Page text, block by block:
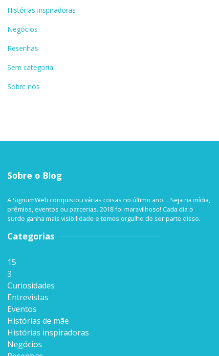
Histórias inspiradoras
Negócios
Resenhas
Sem categoria
Sobre nós
Sobre o Blog
A SignumWeb conquistou várias coisas no último ano… Seja na mídia,
prêmios, eventos ou parcerias. 2018 foi maravilhoso! Cada dia o
surdo ganha mais visibilidade e temos orgulho de ser parte disso.
Categorias
15
3
Curiosidades
Entrevistas
Eventos
Histórias de mãe
Histórias inspiradoras
Negócios